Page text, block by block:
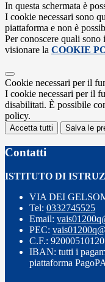
In questa schermata è
I cookie necessari sono
piattaforma e non è
Per conoscere quali
visionare la COOKIE
Cookie necessari per il
I cookie necessari per il
disabilitati. È possibile
policy.
Accetta tutti Salva le
Contatti
ISTITUTO DI
VIA DEI
Tel: 0332745525
Email:
PEC:
C.F.: 92000510120
IBAN: tutti i
piattaforma PagoPA